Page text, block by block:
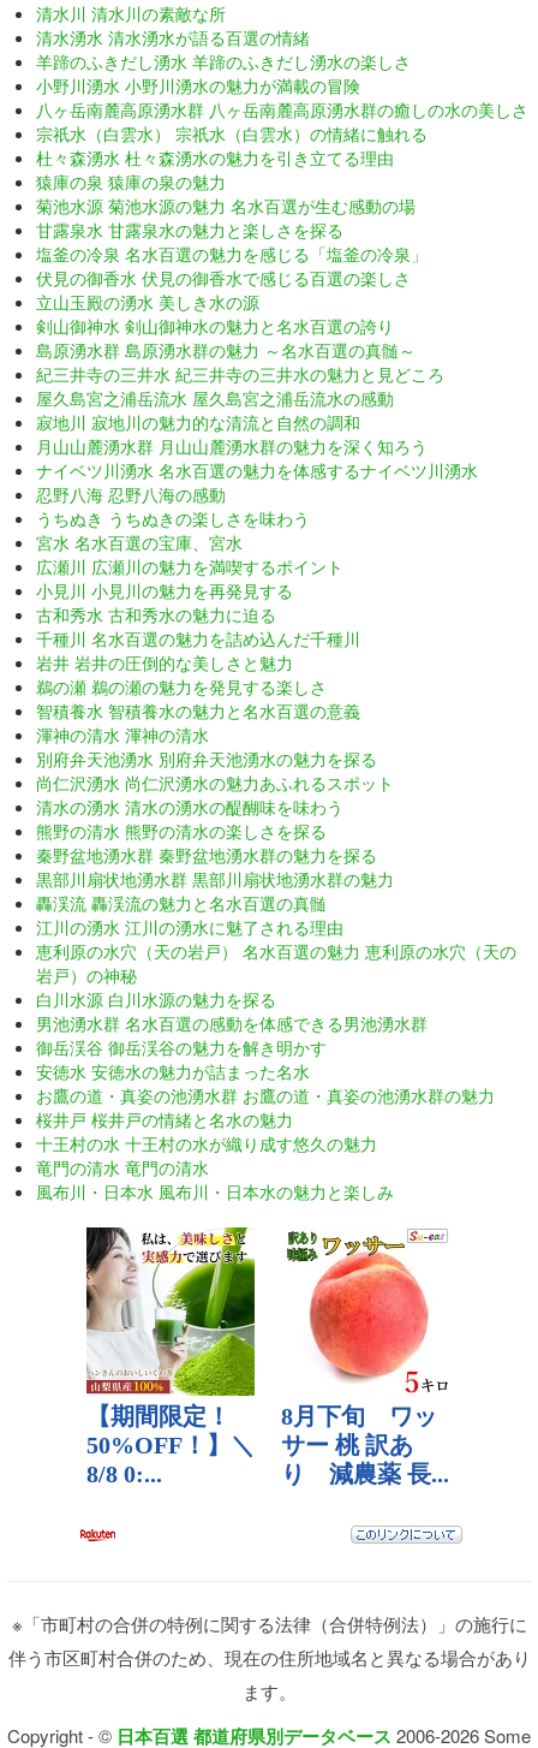
清水川 清水川の素敵な所
清水湧水 清水湧水が語る百選の情緒
羊蹄のふきだし湧水 羊蹄のふきだし湧水の楽しさ
小野川湧水 小野川湧水の魅力が満載の冒険
八ヶ岳南麓高原湧水群 八ヶ岳南麓高原湧水群の癒しの水の美しさ
宗祇水（白雲水） 宗祇水（白雲水）の情緒に触れる
杜々森湧水 杜々森湧水の魅力を引き立てる理由
猿庫の泉 猿庫の泉の魅力
菊池水源 菊池水源の魅力 名水百選が生む感動の場
甘露泉水 甘露泉水の魅力と楽しさを探る
塩釜の冷泉 名水百選の魅力を感じる「塩釜の冷泉」
伏見の御香水 伏見の御香水で感じる百選の楽しさ
立山玉殿の湧水 美しき水の源
剣山御神水 剣山御神水の魅力と名水百選の誇り
島原湧水群 島原湧水群の魅力 ～名水百選の真髄～
紀三井寺の三井水 紀三井寺の三井水の魅力と見どころ
屋久島宮之浦岳流水 屋久島宮之浦岳流水の感動
寂地川 寂地川の魅力的な清流と自然の調和
月山山麓湧水群 月山山麓湧水群の魅力を深く知ろう
ナイベツ川湧水 名水百選の魅力を体感するナイベツ川湧水
忍野八海 忍野八海の感動
うちぬき うちぬきの楽しさを味わう
宮水 名水百選の宝庫、宮水
広瀬川 広瀬川の魅力を満喫するポイント
小見川 小見川の魅力を再発見する
古和秀水 古和秀水の魅力に迫る
千種川 名水百選の魅力を詰め込んだ千種川
岩井 岩井の圧倒的な美しさと魅力
鵜の瀬 鵜の瀬の魅力を発見する楽しさ
智積養水 智積養水の魅力と名水百選の意義
渾神の清水 渾神の清水
別府弁天池湧水 別府弁天池湧水の魅力を探る
尚仁沢湧水 尚仁沢湧水の魅力あふれるスポット
清水の湧水 清水の湧水の醍醐味を味わう
熊野の清水 熊野の清水の楽しさを探る
秦野盆地湧水群 秦野盆地湧水群の魅力を探る
黒部川扇状地湧水群 黒部川扇状地湧水群の魅力
轟渓流 轟渓流の魅力と名水百選の真髄
江川の湧水 江川の湧水に魅了される理由
恵利原の水穴（天の岩戸） 名水百選の魅力 恵利原の水穴（天の
岩戸）の神秘
白川水源 白川水源の魅力を探る
男池湧水群 名水百選の感動を体感できる男池湧水群
御岳渓谷 御岳渓谷の魅力を解き明かす
安徳水 安徳水の魅力が詰まった名水
お鷹の道・真姿の池湧水群 お鷹の道・真姿の池湧水群の魅力
桜井戸 桜井戸の情緒と名水の魅力
十王村の水 十王村の水が織り成す悠久の魅力
竜門の清水 竜門の清水
風布川・日本水 風布川・日本水の魅力と楽しみ
※「市町村の合併の特例に関する法律（合併特例法）」の施行に
伴う市区町村合併のため、現在の住所地域名と異なる場合があり
ます。
Copyright - © 日本百選 都道府県別データベース 2006-2026 Some